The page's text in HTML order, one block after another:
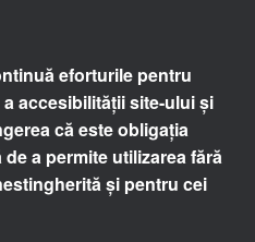
eforturile pentru
accesibilității site-ului și
că este obligația
a permite utilizarea fără
și pentru cei